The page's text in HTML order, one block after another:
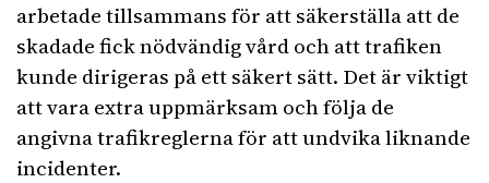
arbetade tillsammans för att säkerställa att de
skadade fick nödvändig vård och att trafiken
kunde dirigeras på ett säkert sätt. Det är viktigt
att vara extra uppmärksam och följa de
angivna trafikreglerna för att undvika liknande
incidenter.